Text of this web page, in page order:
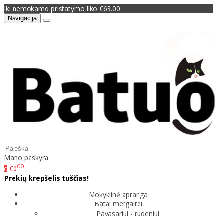
Iki nemokamo pristatymo liko €68.00
Navigacija
Mano paskyra
0 €000
Prekių krepšelis tuščias!
Mokyklinė apranga
Batai mergaitei
Pavasariui - rudeniui